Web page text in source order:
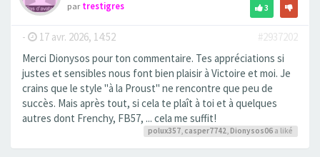
partrestigres 3
- 17 avr. 2026, 14:52
#2937202
Merci Dionysos pour ton commentaire. Tes appréciations si
justes et sensibles nous font bien plaisir à Victoire et moi. Je
crains que le style "à la Proust" ne rencontre que peu de
succès. Mais après tout, si cela te plaît à toi et à quelques
autres dont Frenchy, FB57, ... cela me suffit!
polux357, casper7742, Dionysos06 a liké